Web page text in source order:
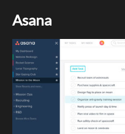
Asana